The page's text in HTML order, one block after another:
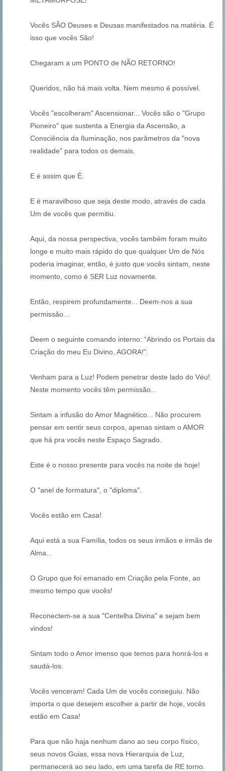
Vocês SÃO Deuses e Deusas manifestados na matéria. É
isso que vocês São!
Chegaram a um PONTO de NÃO RETORNO!
Queridos, não há mais volta. Nem mesmo é possível.
Vocês "escolheram" Ascensionar... Vocês são o "Grupo
Pioneiro" que sustenta a Energia da Ascensão, a
Consciência da Iluminação, nos parâmetros da "nova
realidade" para todos os demais.
E é assim que É.
E é maravilhoso que seja deste modo, através de cada
Um de vocês que permitiu.
Aqui, da nossa perspectiva, vocês também foram muito
longe e muito mais rápido do que qualquer Um de Nós
poderia imaginar, então, é justo que vocês sintam, neste
momento, como é SER Luz novamente.
Então, respirem profundamente... Deem-nos a sua
permissão...
Deem o seguinte comando interno: “Abrindo os Portais da
Criação do meu Eu Divino, AGORA!”.
Venham para a Luz! Podem penetrar deste lado do Véu!
Neste momento vocês têm permissão...
Sintam a infusão do Amor Magnético... Não procurem
pensar em sentir seus corpos, apenas sintam o AMOR
que há pra vocês neste Espaço Sagrado.
Este é o nosso presente para vocês na noite de hoje!
O "anel de formatura", o "diploma".
Vocês estão em Casa!
Aqui está a sua Família, todos os seus irmãos e irmãs de
Alma...
O Grupo que foi emanado em Criação pela Fonte, ao
mesmo tempo que vocês!
Reconectem-se a sua "Centelha Divina" e sejam bem
vindos!
Sintam todo o Amor imenso que temos para honrá-los e
saudá-los.
Vocês venceram! Cada Um de vocês conseguiu. Não
importa o que desejem escolher a partir de hoje, vocês
estão em Casa!
Para que não haja nenhum dano ao seu corpo físico,
seus novos Guias, essa nova Hierarquia de Luz,
permanecerá ao seu lado, em uma tarefa de RE torno.